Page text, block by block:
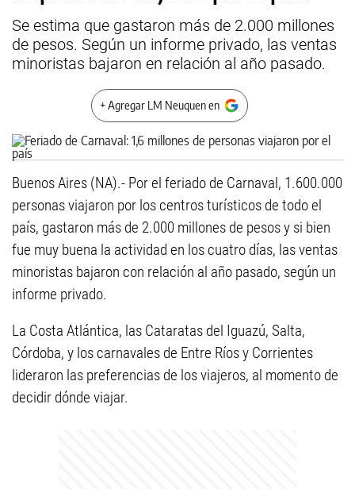
Se estima que gastaron más de 2.000 millones
de pesos. Según un informe privado, las ventas
minoristas bajaron en relación al año pasado.
+ Agregar LM Neuquen en
Buenos Aires (NA).- Por el feriado de Carnaval, 1.600.000
personas viajaron por los centros turísticos de todo el
país, gastaron más de 2.000 millones de pesos y si bien
fue muy buena la actividad en los cuatro días, las ventas
minoristas bajaron con relación al año pasado, según un
informe privado.
La Costa Atlántica, las Cataratas del Iguazú, Salta,
Córdoba, y los carnavales de Entre Ríos y Corrientes
lideraron las preferencias de los viajeros, al momento de
decidir dónde viajar.